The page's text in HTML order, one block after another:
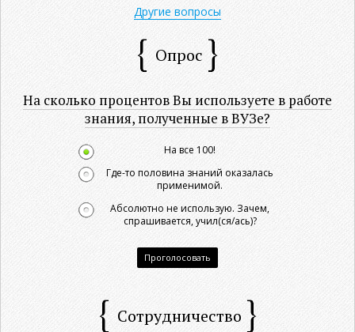
Другие вопросы
Опрос
На сколько процентов Вы используете в работе
знания, полученные в ВУЗе?
На все 100!
Где-то половина знаний оказалась
применимой.
Абсолютно не использую. Зачем,
спрашивается, учил(ся/ась)?
Проголосовать
Сотрудничество